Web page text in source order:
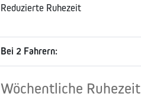
Reduzierte Ruhezeit
Bei 2 Fahrern:
Wöchentliche Ruhezeit